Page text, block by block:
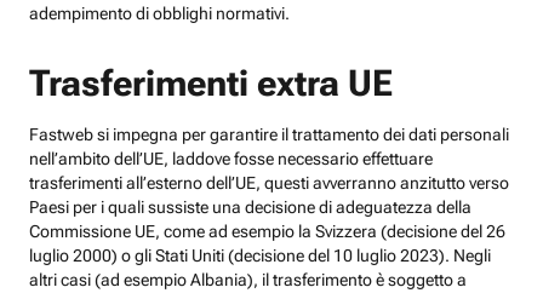
adempimento di obblighi normativi.
Trasferimenti extra UE
Fastweb si impegna per garantire il trattamento dei dati personali
nell’ambito dell’UE, laddove fosse necessario effettuare
trasferimenti all’esterno dell’UE, questi avverranno anzitutto verso
Paesi per i quali sussiste una decisione di adeguatezza della
Commissione UE, come ad esempio la Svizzera (decisione del 26
luglio 2000) o gli Stati Uniti (decisione del 10 luglio 2023). Negli
altri casi (ad esempio Albania), il trasferimento è soggetto a